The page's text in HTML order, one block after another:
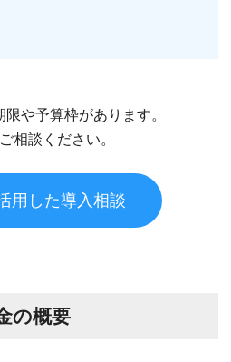
や予算枠があります。
相談ください。
用した導入相談
の概要